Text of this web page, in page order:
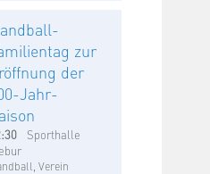
zur
der
Jahr-
Sporthalle
Verein